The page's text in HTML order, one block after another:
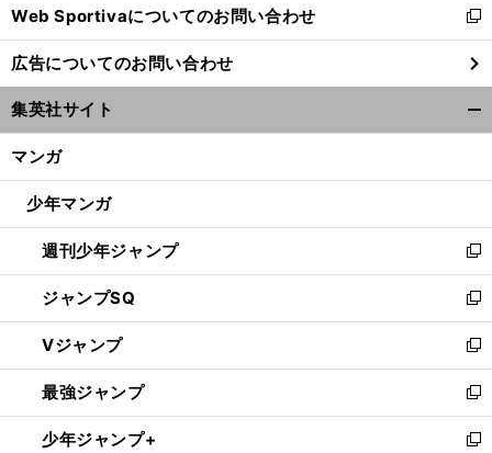
く
Web Sportivaについてのお問い合わせ
新
し
い
ウ
ィ
ン
ウ
開
く
広告についてのお問い合わせ
集英社サイト
マンガ
少年マンガ
週刊少年ジャンプ
新
し
い
ウ
ィ
ン
ド
ウ
で
ジャンプSQ
新
し
い
ウ
ィ
ン
ド
Vジャンプ
新
し
い
ウ
ィ
最強ジャンプ
新
し
い
少年ジャンプ+
新